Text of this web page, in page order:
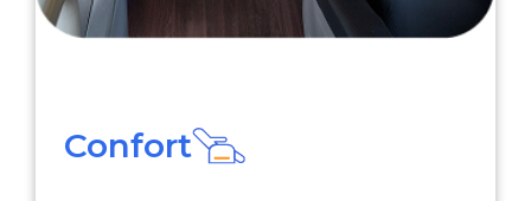
Confort